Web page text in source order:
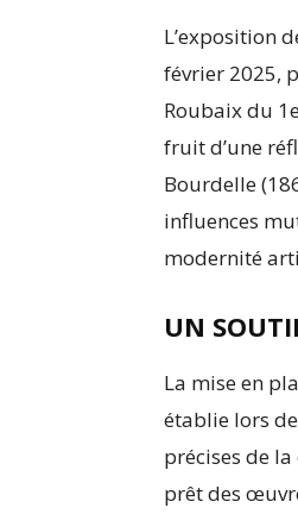
L’exposition
février 2025,
Roubaix du
fruit d’une
Bourdelle
influences
modernité
UN
La mise en
établie lors
précises de
prêt des